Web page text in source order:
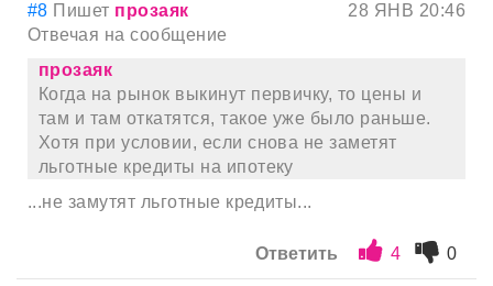
#8 Пишет прозаяк
28 ЯНВ 20:46
Отвечая на сообщение
прозаяк
Когда на рынок выкинут первичку, то цены и
там и там откатятся, такое уже было раньше.
Хотя при условии, если снова не заметят
льготные кредиты на ипотеку
...не замутят льготные кредиты...
Ответить 4 0